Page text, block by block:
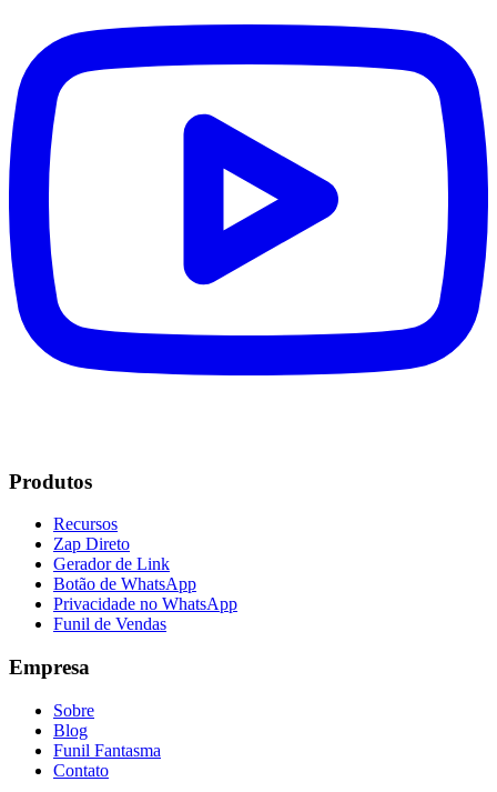
Produtos
Recursos
Zap Direto
Gerador de Link
Botão de WhatsApp
Privacidade no WhatsApp
Funil de Vendas
Empresa
Sobre
Blog
Funil Fantasma
Contato